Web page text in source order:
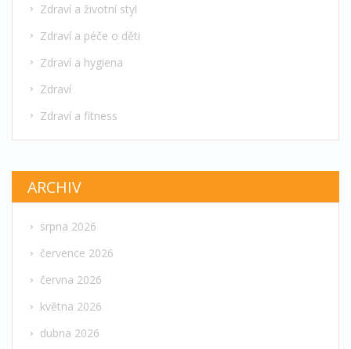
Zdraví a životní styl
Zdraví a péče o děti
Zdraví a hygiena
Zdraví
Zdraví a fitness
ARCHIV
srpna 2026
července 2026
června 2026
května 2026
dubna 2026